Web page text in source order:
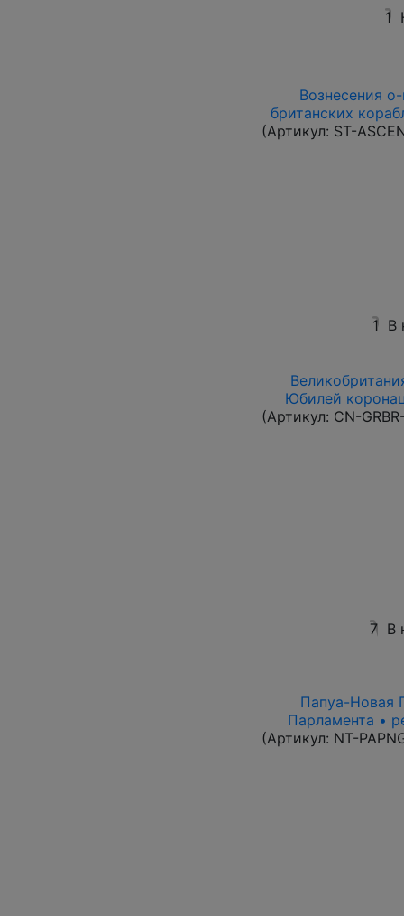
1
Вознесения
британских
(Артикул: ST-
1 В
Юбилей
(Артикул: CN-
7 В
Папуа-Новая
Парламента •
(Артикул: NT-